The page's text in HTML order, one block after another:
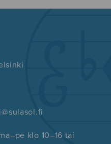
klo 10–16 tai